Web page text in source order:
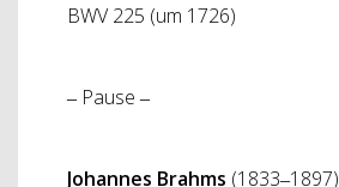
BWV 225 (um 1726)
‒ Pause ‒
Johannes Brahms (1833‒1897)